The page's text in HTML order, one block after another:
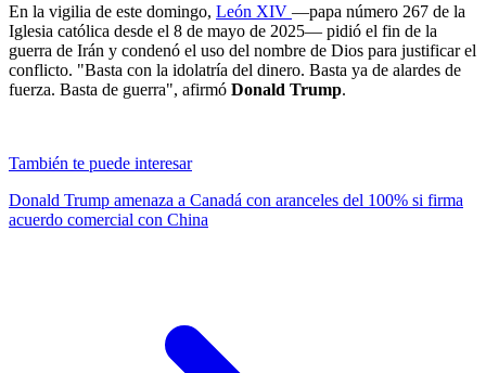
En la vigilia de este domingo, León XIV —papa número 267 de la
Iglesia católica desde el 8 de mayo de 2025— pidió el fin de la
guerra de Irán y condenó el uso del nombre de Dios para justificar el
conflicto. "Basta con la idolatría del dinero. Basta ya de alardes de
fuerza. Basta de guerra", afirmó Donald Trump.
También te puede interesar
Donald Trump amenaza a Canadá con aranceles del 100% si firma
acuerdo comercial con China